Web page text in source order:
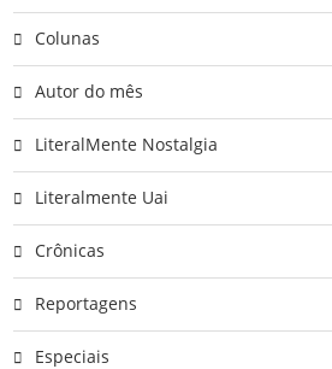
Colunas
Autor do mês
LiteralMente Nostalgia
Literalmente Uai
Crônicas
Reportagens
Especiais